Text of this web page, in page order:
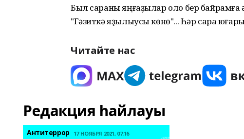
Был сараны яңғаҙылар оло бер байрамға
"Гәзиткә яҙылыусы көнө"... Һәр сара
Читайте нас
Редакция һайлауы
Антитеррор 17 НОЯБРЯ 2021, 07:16